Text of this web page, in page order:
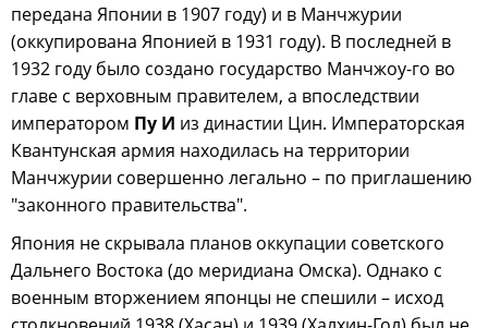
передана Японии в 1907 году) и в Манчжурии
(оккупирована Японией в 1931 году). В последней в
1932 году было создано государство Манчжоу-го во
главе с верховным правителем, а впоследствии
императором Пу И из династии Цин. Императорская
Квантунская армия находилась на территории
Манчжурии совершенно легально – по приглашению
"законного правительства".
Япония не скрывала планов оккупации советского
Дальнего Востока (до меридиана Омска). Однако с
военным вторжением японцы не спешили – исход